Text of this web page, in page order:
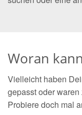
Woran
Vielleicht haben
gepasst oder
Probiere doch mal